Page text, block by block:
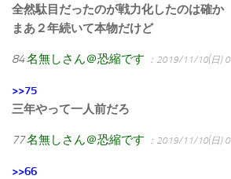
全然駄目だったのが戦力化したのは確か
まあ２年続いて本物だけど
84名無しさん＠恐縮です ：2019/11/10(日)
>>75
三年やって一人前だろ
77名無しさん＠恐縮です ：2019/11/10(日)
>>66